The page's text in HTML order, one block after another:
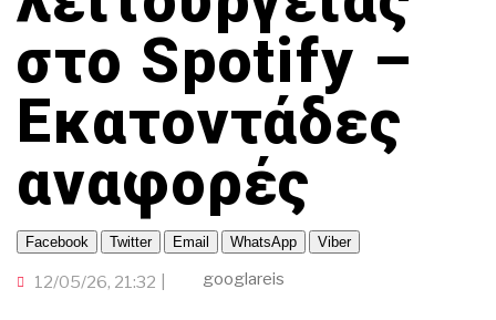
TRAVELLER
INFLUENCER
GAMER
ΒΡΟΥΜ ΒΡΟΥΜ
ΤΟΠΙΚΗ ΑΥΤΟΔΙΟΙΚΗΣΗ
ΟΙΚΟΝΟΜΙΑ
ΠΟΡΤΟΚΑΛΙ ΘΕΑ
ΑΛΛΑ ΣΠΟΡ
CINEΜΑΔΕΣ
Ο ΛΑΟΣ ΤΡΑΓΟΥΔΙ ΘΕΛΕΙ
ΜΕΓΑΣ CHEF
ΕΚΕΙ ΣΤΑ ΞΕΝΑ
στο Spotify –
Εκατοντάδες
αναφορές
Facebook Twitter Email WhatsApp Viber
12/05/26, 21:32 googlareis